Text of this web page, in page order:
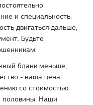
и специальность.
двигаться дальше,
Будьте
бланк меньше,
- наша цена
со стоимостью
половины. Наши